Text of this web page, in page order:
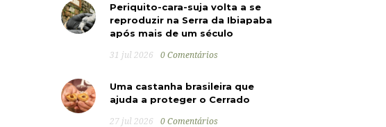
Periquito-cara-suja volta a se
reproduzir na Serra da Ibiapaba
após mais de um século
31 jul 2026 0 Comentários
Uma castanha brasileira que
ajuda a proteger o Cerrado
27 jul 2026 0 Comentários